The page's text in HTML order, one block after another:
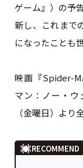
ゲーム』）の予
新し、これまで
になったことも
映画『Spider-
マン：ノー・ウ
（金曜日）より
RECOMMEND